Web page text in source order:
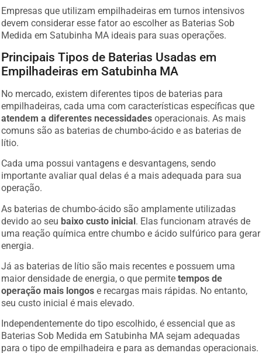
Empresas que utilizam empilhadeiras em turnos intensivos
devem considerar esse fator ao escolher as Baterias Sob
Medida em Satubinha MA ideais para suas operações.
Principais Tipos de Baterias Usadas em
Empilhadeiras em Satubinha MA
No mercado, existem diferentes tipos de baterias para
empilhadeiras, cada uma com características específicas que
atendem a diferentes necessidades operacionais. As mais
comuns são as baterias de chumbo-ácido e as baterias de
lítio.
Cada uma possui vantagens e desvantagens, sendo
importante avaliar qual delas é a mais adequada para sua
operação.
As baterias de chumbo-ácido são amplamente utilizadas
devido ao seu baixo custo inicial . Elas funcionam através de
uma reação química entre chumbo e ácido sulfúrico para gerar
energia.
Já as baterias de lítio são mais recentes e possuem uma
maior densidade de energia, o que permitetempos de
operação mais longos e recargas mais rápidas. No entanto,
seu custo inicial é mais elevado.
Independentemente do tipo escolhido, é essencial que as
Baterias Sob Medida em Satubinha MA sejam adequadas
para o tipo de empilhadeira e para as demandas operacionais.